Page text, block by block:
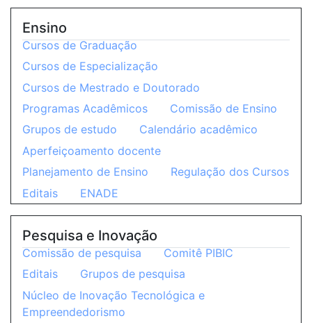
Ensino
Cursos de Graduação
Cursos de Especialização
Cursos de Mestrado e Doutorado
Programas Acadêmicos
Comissão de Ensino
Grupos de estudo
Calendário acadêmico
Aperfeiçoamento docente
Planejamento de Ensino
Regulação dos Cursos
Editais
ENADE
Pesquisa e Inovação
Comissão de pesquisa
Comitê PIBIC
Editais
Grupos de pesquisa
Núcleo de Inovação Tecnológica e
Empreendedorismo